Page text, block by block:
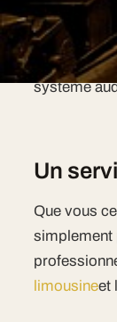
My
systeme
Un
Que vous
simplement
limousineet